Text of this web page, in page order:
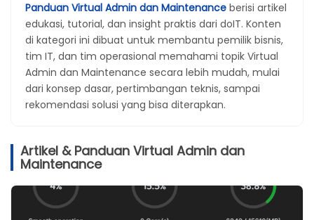
Panduan Virtual Admin dan Maintenance berisi artikel
edukasi, tutorial, dan insight praktis dari doIT. Konten
di kategori ini dibuat untuk membantu pemilik bisnis,
tim IT, dan tim operasional memahami topik Virtual
Admin dan Maintenance secara lebih mudah, mulai
dari konsep dasar, pertimbangan teknis, sampai
rekomendasi solusi yang bisa diterapkan.
Artikel & Panduan Virtual Admin dan
Maintenance